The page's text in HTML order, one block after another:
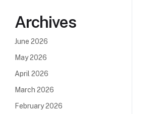
Archives
June 2026
May 2026
April 2026
March 2026
February 2026